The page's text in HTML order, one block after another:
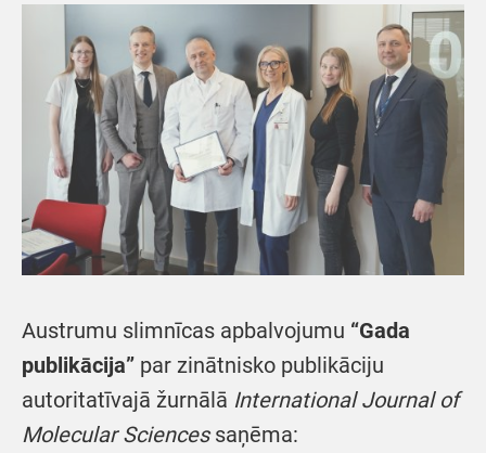
Austrumu slimnīcas apbalvojumu “Gada
publikācija” par zinātnisko publikāciju
autoritatīvajā žurnālā International Journal of
Molecular Sciencessaņēma: